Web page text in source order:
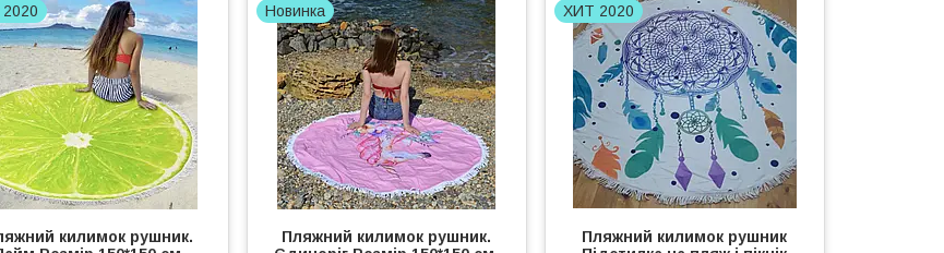
килимок рушник.
Новинка
Пляжний килимок рушник.
ХИТ 2020
Пляжний килимок рушник